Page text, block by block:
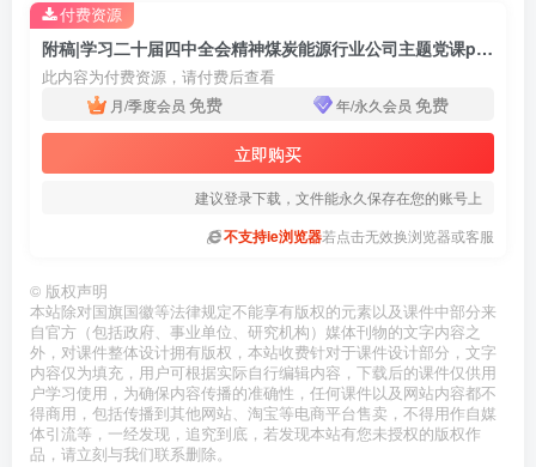
附稿|学习二十届四中全会精神煤炭能源行业公司主题党课ppt课件
此内容为付费资源，请付费后查看
月/季度会员 免费 年/永久会员 免费
立即购买
建议登录下载，文件能永久保存在您的账号上
不支持ie浏览器若点击无效换浏览器或客服
付费资源
© 版权声明
本站除对国旗国徽等法律规定不能享有版权的元素以及课件中部分来
自官方（包括政府、事业单位、研究机构）媒体刊物的文字内容之
外，对课件整体设计拥有版权，本站收费针对于课件设计部分，文字
内容仅为填充，用户可根据实际自行编辑内容，下载后的课件仅供用
户学习使用，为确保内容传播的准确性，任何课件以及网站内容都不
得商用，包括传播到其他网站、淘宝等电商平台售卖，不得用作自媒
体引流等，一经发现，追究到底，若发现本站有您未授权的版权作
品，请立刻与我们联系删除。